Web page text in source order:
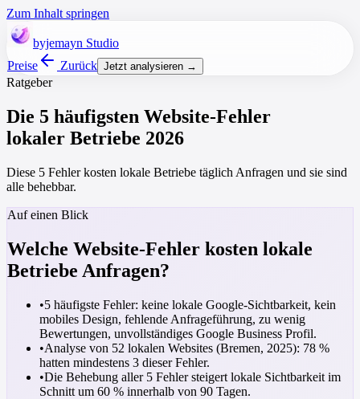
Zum Inhalt springen
byjemayn Studio
Preise
Zurück Jetzt analysieren →
Ratgeber
Die 5 häufigsten Website-Fehler
lokaler Betriebe 2026
Diese 5 Fehler kosten lokale Betriebe täglich Anfragen und sie sind
alle behebbar.
Auf einen Blick
Welche Website-Fehler kosten lokale
Betriebe Anfragen?
•5 häufigste Fehler: keine lokale Google-Sichtbarkeit, kein
mobiles Design, fehlende Anfrageführung, zu wenig
Bewertungen, unvollständiges Google Business Profil.
•Analyse von 52 lokalen Websites (Bremen, 2025): 78 %
hatten mindestens 3 dieser Fehler.
•Die Behebung aller 5 Fehler steigert lokale Sichtbarkeit im
Schnitt um 60 % innerhalb von 90 Tagen.